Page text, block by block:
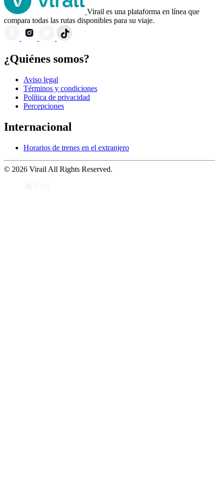
Virail es una plataforma en línea que
compara todas las rutas disponibles para su viaje.
¿Quiénes somos?
Aviso legal
Términos y condiciones
Política de privacidad
Percepciones
Internacional
Horarios de trenes en el extranjero
© 2026 Virail All Rights Reserved.